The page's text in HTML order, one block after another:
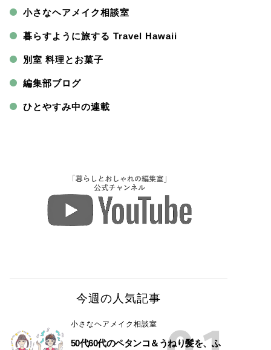
小さなヘアメイク相談室
暮らすように旅する Travel Hawaii
別室 料理とお菓子
編集部ブログ
ひとやすみ中の連載
今週の人気記事
小さなヘアメイク相談室
50代60代のペタンコ＆うねり髪を、ふ